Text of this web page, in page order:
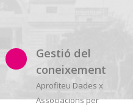
Gestió del
coneixement
Aprofiteu Dades x
Associacions per